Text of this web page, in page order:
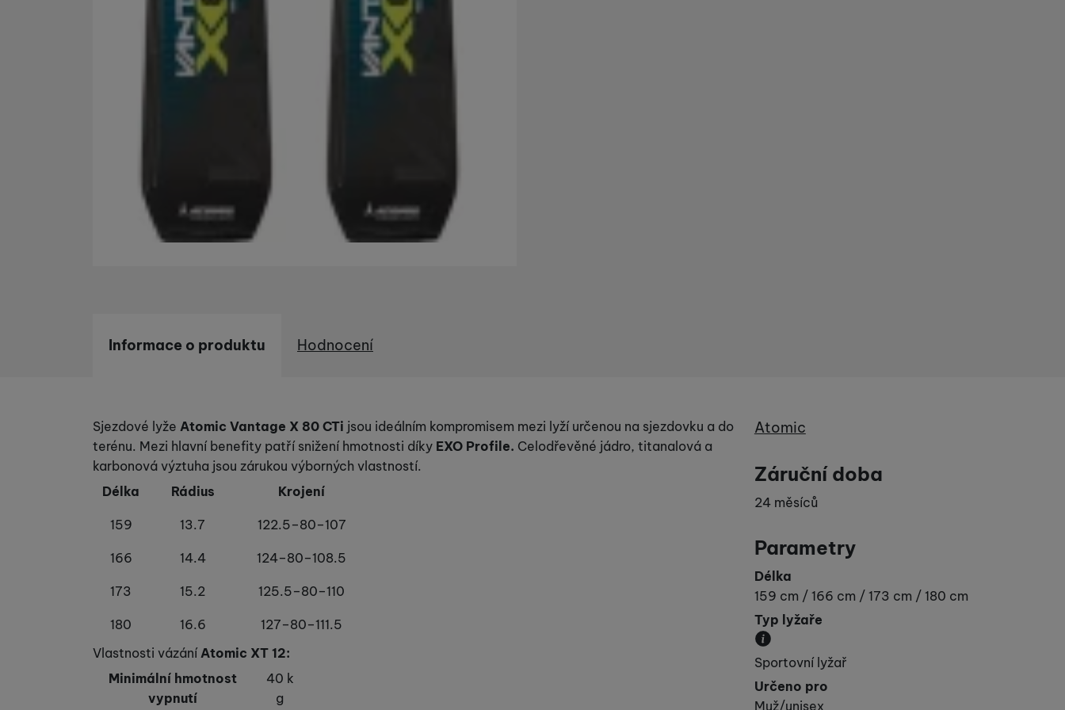
Marketingové cookies používáme my nebo naši partneři, abychom vám mohli zobrazit vhodné obsahy nebo reklamy
jak na našich stránkách, tak na stránkách třetích stran.
Informace o produktu Hodnocení
Sjezdové lyže Atomic Vantage X 80 CTi jsou ideálním kompromisem mezi lyží určenou na sjezdovku a do
terénu. Mezi hlavní benefity patří snižení hmotnosti díky EXO Profile. Celodřevěné jádro, titanalová a
karbonová výztuha jsou zárukou výborných vlastností.
Délka
Rádius Krojení
159 13.7 122.5–80–107
166 14.4 124–80–108.5
173 15.2 125.5–80–110
180 16.6
127–80–111.5
Vlastnosti vázání Atomic XT 12:
Minimální hmotnost
vypnutí
40 k
g
Výrobce
Atomic
Záruční doba
24 měsíců
Parametry
Délka
159 cm / 166 cm / 173 cm / 180 cm
Typ lyžaře
Udává vaší „výkonnost“.
Sportovní lyžař
Určeno pro
Muž/unisex